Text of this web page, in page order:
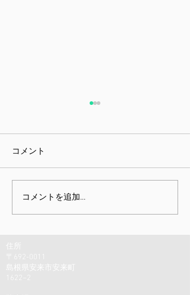
課題指向型訓練雑感
コメント
コメントを追加…
住所
島根県安来市安来町